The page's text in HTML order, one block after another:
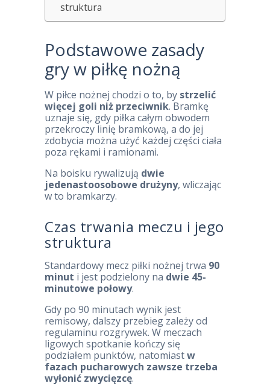
struktura
Podstawowe zasady
gry w piłkę nożną
W piłce nożnej chodzi o to, by strzelić
więcej goli niż przeciwnik. Bramkę
uznaje się, gdy piłka całym obwodem
przekroczy linię bramkową, a do jej
zdobycia można użyć każdej części ciała
poza rękami i ramionami.
Na boisku rywalizują dwie
jedenastoosobowe drużyny, wliczając
w to bramkarzy.
Czas trwania meczu i jego
struktura
Standardowy mecz piłki nożnej trwa 90
minut i jest podzielony na dwie 45-
minutowe połowy.
Gdy po 90 minutach wynik jest
remisowy, dalszy przebieg zależy od
regulaminu rozgrywek. W meczach
ligowych spotkanie kończy się
podziałem punktów, natomiastw
fazach pucharowych zawsze trzeba
wyłonić zwycięzcę.